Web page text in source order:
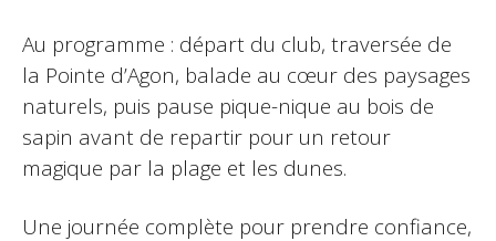
Au programme : départ du club, traversée de
la Pointe d’Agon, balade au cœur des paysages
naturels, puis pause pique-nique au bois de
sapin avant de repartir pour un retour
magique par la plage et les dunes.
Une journée complète pour prendre confiance,